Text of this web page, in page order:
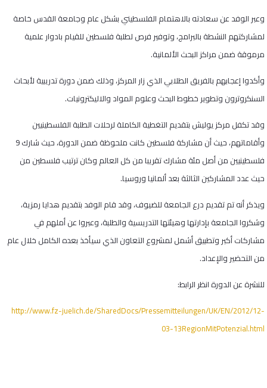
وعبر الوفد عن سعادته بالاهتمام الفلسطيني بشكل عام وجامعة القدس خاصة
لمشاركتهم النشطة بالبرامج، وتوفير فرص لطلبة فلسطين للقيام بادوار علمية
مرموقة ضمن مراكز البحث الألمانية.
وأكدوا إعجابهم بالفريق الطلابي الذي زار المركز، وذلك ضمن دورة تدريبية لأبحاث
السنكروترون وتطوير خطوط البحث وعلوم المواد والاليكترونيات.
وقد تكفل مركز يوليش بتقديم التغطية الكاملة لرحلات الطلبة الفلسطينيين
وأقاماتهم، حيث أن مشاركة فلسطين كانت ملحوظة ضمن الدورة، حيث شارك 9
فلسطينيين من أصل مئة مشارك تقريبا من كل العالم وكان ترتيب فلسطين من
حيث عدد المشاركين الثالثة بعد ألمانيا وروسيا.
ويذكر أنه تم تقديم درع الجامعة للضيوف، وقد قام الوفد بتقديم هدايا رمزية،
وشكروا الجامعة بإدارتها وهيئتها التدريسية والطلبة، وعبروا عن أملهم في
مشاركات أكبر وتطبيق أشمل لمشروع التعاون الذي سيأخذ بعده الكامل خلال عام
من التحضير والإعداد.
للنشرة عن الدورة انظر الرابط:
http://www.fz-juelich.de/SharedDocs/Pressemitteilungen/UK/EN/2012/12-
03-13RegionMitPotenzial.html